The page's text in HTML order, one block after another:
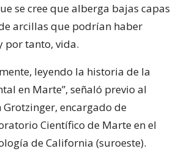
se cree que alberga bajas capas
arcillas que podrían haber
por tanto, vida.
leyendo la historia de la
en Marte”, señaló previo al
Grotzinger, encargado de
Científico de Marte en el
de California (suroeste).